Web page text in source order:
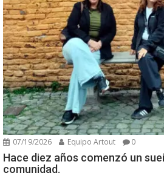
07/19/2026 Equipo Artout 0
Hace diez años comenzó un
comunidad.